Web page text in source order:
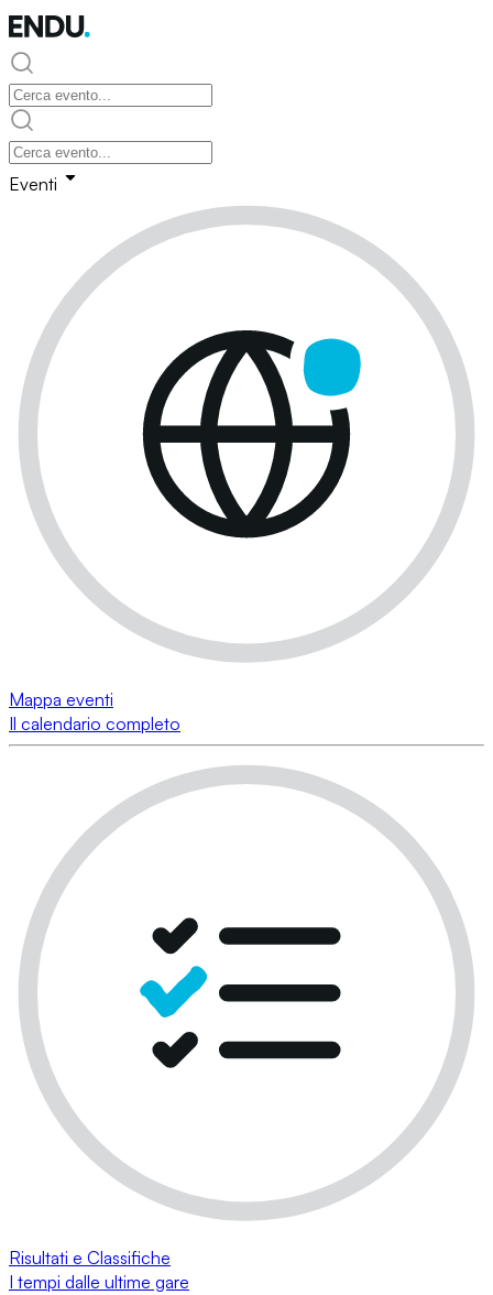
Eventi
Mappa eventi
Il calendario completo
Risultati e Classifiche
I tempi dalle ultime gare